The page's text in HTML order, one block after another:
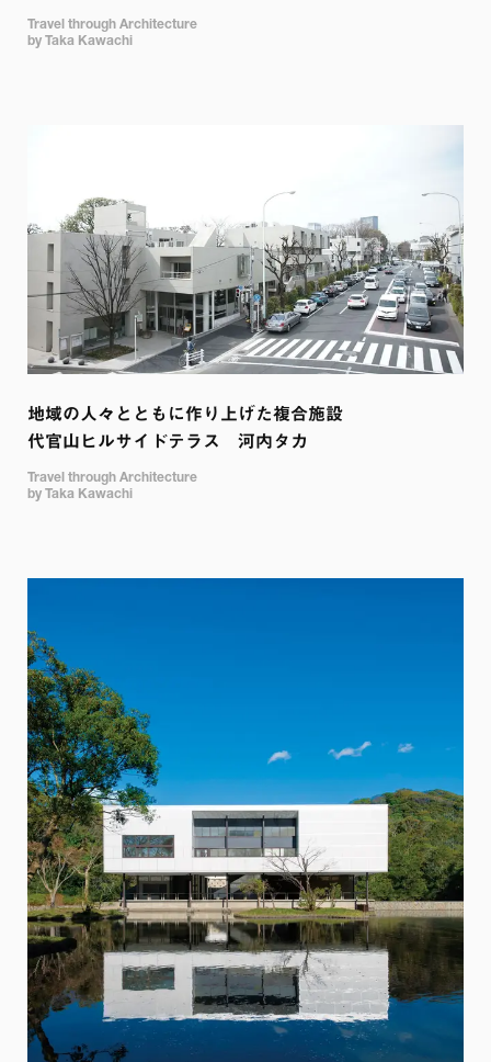
Travel through Architecture
by Taka Kawachi
地域の人々とともに作り上げた複合施設
代官山ヒルサイドテラス　河内タカ
Travel through Architecture
by Taka Kawachi